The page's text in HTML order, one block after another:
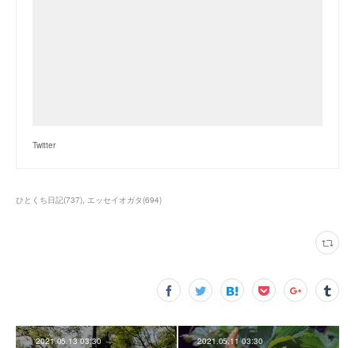
Twitter
ひとくち日記(737) エッセイオガタ(694)
2021.05.13 03:30 2021.05.11 03:30